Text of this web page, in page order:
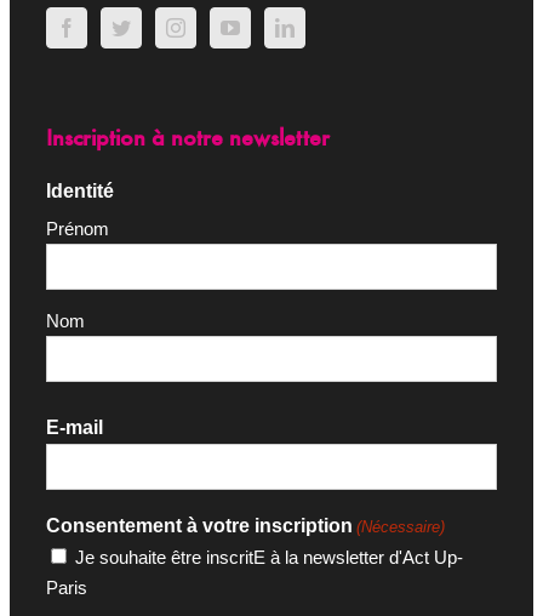
Inscription à notre newsletter
Identité
Prénom
Nom
E-mail
Consentement à votre inscription (Nécessaire)
Je souhaite être inscritE à la newsletter d'Act Up-
Paris